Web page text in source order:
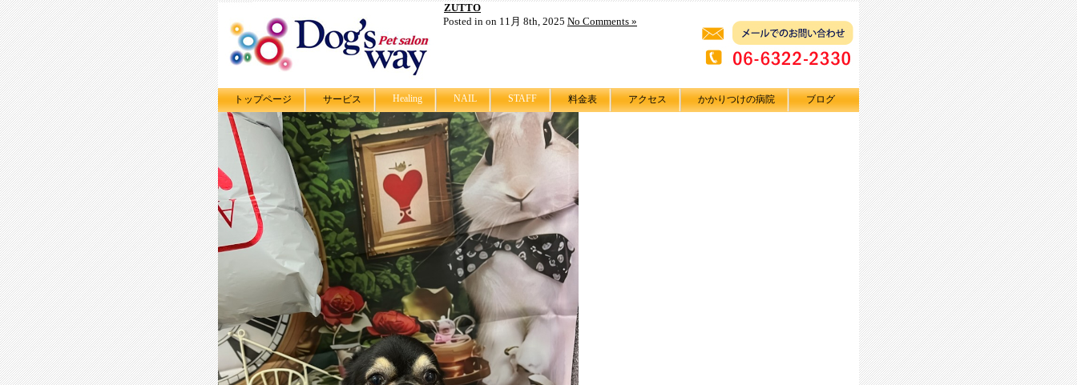
トップページ サービス Healing NAIL STAFF 料金表 アクセス かかりつけの病院 ブログ
ZUTTO
Posted in on 11月 8th, 2025 No Comments »